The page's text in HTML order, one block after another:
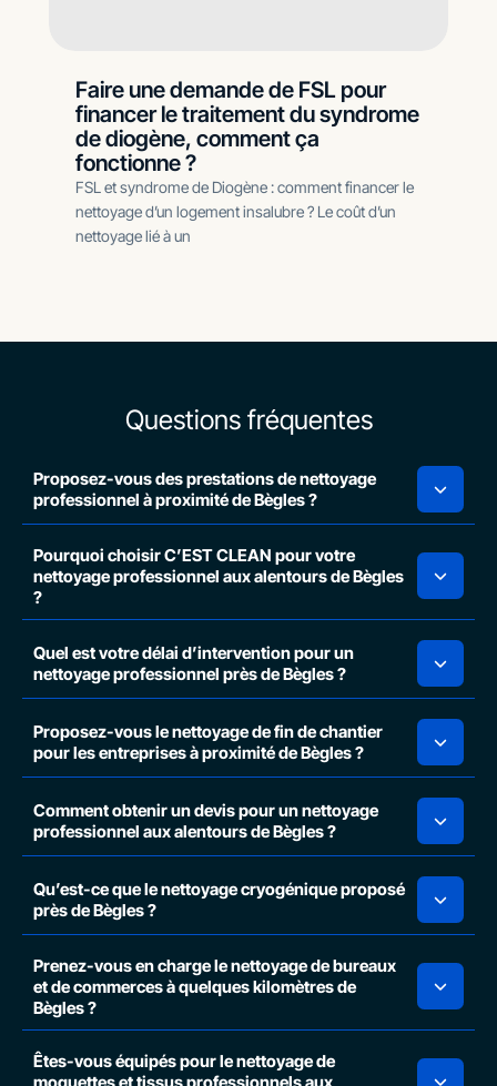
Faire une demande de FSL pour
financer le traitement du syndrome
de diogène, comment ça
fonctionne ?
FSL et syndrome de Diogène : comment financer le
nettoyage d’un logement insalubre ? Le coût d’un
nettoyage lié à un
Questions fréquentes
Proposez-vous des prestations de nettoyage
professionnel à proximité de Bègles ?
Pourquoi choisir C’EST CLEAN pour votre
nettoyage professionnel aux alentours de Bègles
?
Quel est votre délai d’intervention pour un
nettoyage professionnel près de Bègles ?
Proposez-vous le nettoyage de fin de chantier
pour les entreprises à proximité de Bègles ?
Comment obtenir un devis pour un nettoyage
professionnel aux alentours de Bègles ?
Qu’est-ce que le nettoyage cryogénique proposé
près de Bègles ?
Prenez-vous en charge le nettoyage de bureaux
et de commerces à quelques kilomètres de
Bègles ?
Êtes-vous équipés pour le nettoyage de
moquettes et tissus professionnels aux